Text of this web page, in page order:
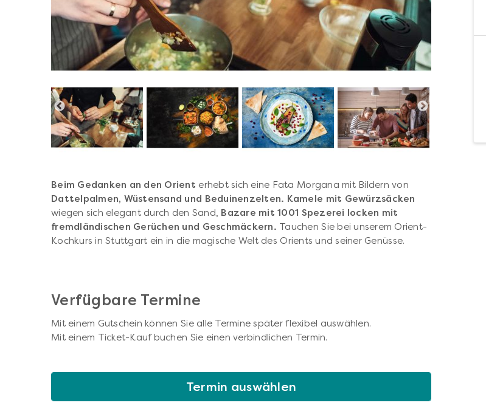
Beim Gedanken an den Orient erhebt sich eine Fata Morgana mit Bildern von
Dattelpalmen, Wüstensand und Beduinenzelten. Kamele mit Gewürzsäcken
wiegen sich elegant durch den Sand, Bazare mit 1001 Spezerei locken mit
fremdländischen Gerüchen und Geschmäckern. Tauchen Sie bei unserem Orient-
Kochkurs in Stuttgart ein in die magische Welt des Orients und seiner Genüsse.
Verfügbare Termine
Mit einem Gutschein können Sie alle Termine später flexibel auswählen.
Mit einem Ticket-Kauf buchen Sie einen verbindlichen Termin.
Termin auswählen